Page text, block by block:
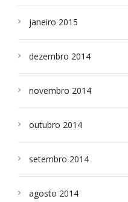
janeiro 2015
dezembro 2014
novembro 2014
outubro 2014
setembro 2014
agosto 2014